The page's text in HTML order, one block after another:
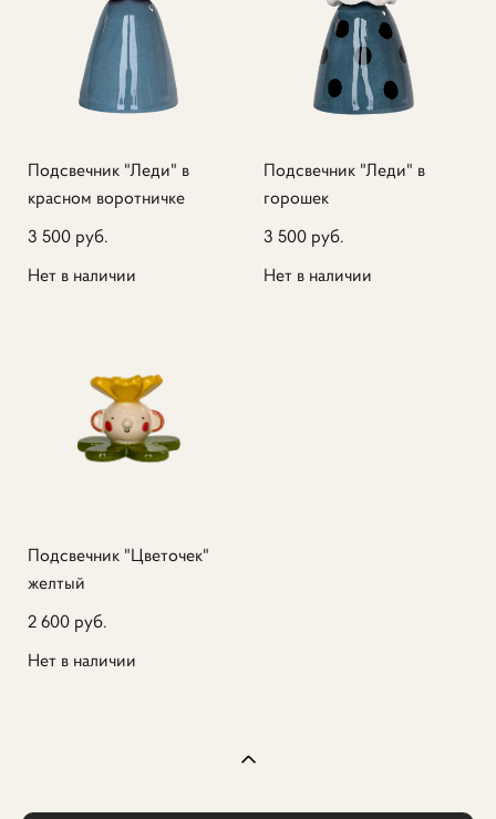
Подсвечник "Леди" в
красном воротничке
3 500 pуб.
Нет в наличии
Подсвечник "Леди" в
горошек
3 500 pуб.
Нет в наличии
Подсвечник "Цветочек"
желтый
2 600 pуб.
Нет в наличии